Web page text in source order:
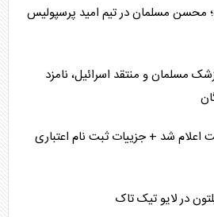
کور سیاستگذاری
منافع ملی است؟
در غرب آسیا
آمریکا
ایران
علیه متحدان ایران
محسن مسلمان در تیم امید پرسپولیس
مسلمان و منتقد اسرائیل، نامزد
شد + جزییات ثبت نام اعتباری
در لایو تیک تاک